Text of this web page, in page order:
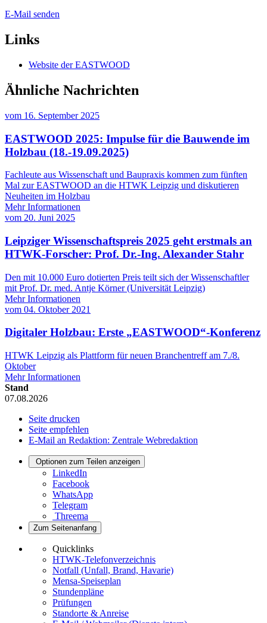
E-Mail senden
Links
Website der EASTWOOD
Ähnliche Nachrichten
vom 16. September 2025
EASTWOOD 2025: Impulse für die Bauwende im
Holzbau (18.-19.09.2025)
Fachleute aus Wissenschaft und Baupraxis kommen zum fünften
Mal zur EASTWOOD an die HTWK Leipzig und diskutieren
Neuheiten im Holzbau
Mehr Informationen
vom 20. Juni 2025
Leipziger Wissenschaftspreis 2025 geht erstmals an
HTWK-Forscher: Prof. Dr.-Ing. Alexander Stahr
Den mit 10.000 Euro dotierten Preis teilt sich der Wissenschaftler
mit Prof. Dr. med. Antje Körner (Universität Leipzig)
Mehr Informationen
vom 04. Oktober 2021
Digitaler Holzbau: Erste „EASTWOOD“-Konferenz
HTWK Leipzig als Plattform für neuen Branchentreff am 7./8.
Oktober
Mehr Informationen
Stand
07.08.2026
Seite drucken
Seite empfehlen
E-Mail an Redaktion: Zentrale Webredaktion
Optionen zum Teilen anzeigen
LinkedIn
Facebook
WhatsApp
Telegram
Threema
Zum Seitenanfang
Quicklinks
HTWK-Telefonverzeichnis
Notfall (Unfall, Brand, Havarie)
Mensa-Speiseplan
Stundenpläne
Prüfungen
Standorte & Anreise